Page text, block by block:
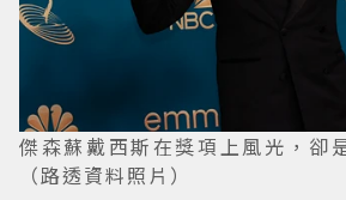
傑森蘇戴西斯在獎項上風光，卻
（路透資料照片）